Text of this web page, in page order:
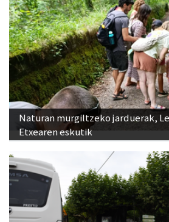
Naturan murgiltzeko jarduerak,
Etxearen eskutik